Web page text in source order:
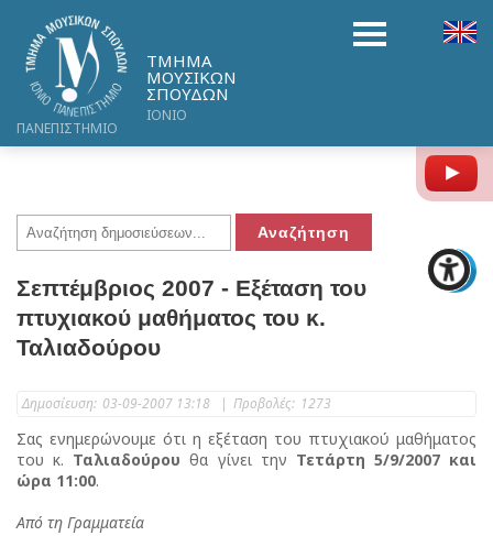
ΤΜΗΜΑ
ΜΟΥΣΙΚΩΝ
ΣΠΟΥΔΩΝ
ΙΟΝΙΟ
ΠΑΝΕΠΙΣΤΗΜΙΟ
Σεπτέμβριος 2007 - Εξέταση του
πτυχιακού μαθήματος του κ.
Ταλιαδούρου
Δημοσίευση: 03-09-2007 13:18 | Προβολές: 1273
Σας ενημερώνουμε ότι η εξέταση του πτυχιακού μαθήματος
του κ. Ταλιαδούρου θα γίνει την Τετάρτη 5/9/2007 και
ώρα 11:00.
Από τη Γραμματεία